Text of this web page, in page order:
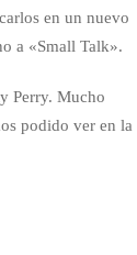
en un nuevo
a «Small Talk».
Perry. Mucho
podido ver en la